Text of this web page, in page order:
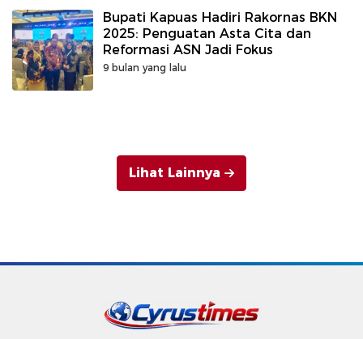
Bupati Kapuas Hadiri Rakornas BKN
2025: Penguatan Asta Cita dan
Reformasi ASN Jadi Fokus
9 bulan yang lalu
Lihat Lainnya